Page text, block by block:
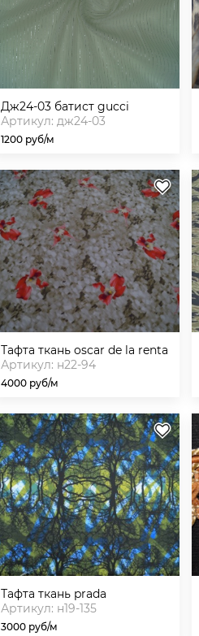
дж24-03 батист gucci
Артикул: дж24-03
1200 руб/м
тафта ткань oscar de la renta
Артикул: н22-94
4000 руб/м
тафта ткань prada
Артикул: н19-135
3000 руб/м